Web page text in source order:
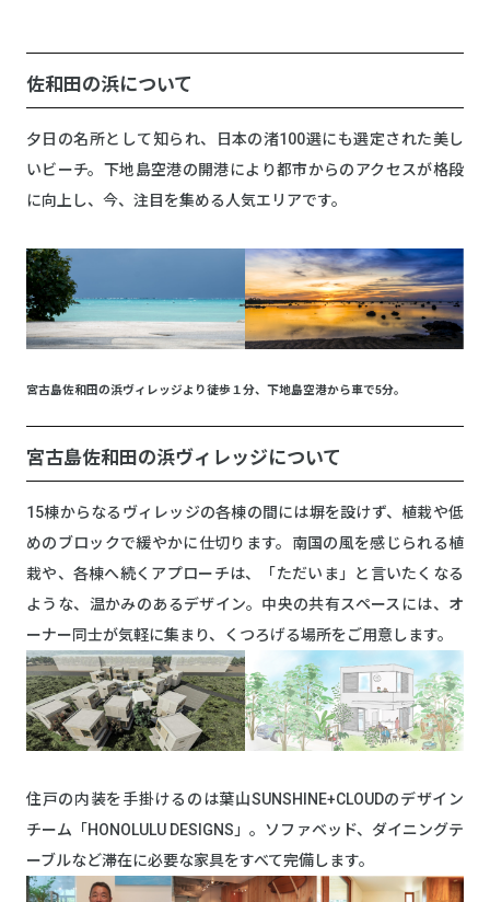
佐和田の浜について
夕日の名所として知られ、日本の渚100選にも選定された美し
いビーチ。下地島空港の開港により都市からのアクセスが格段
に向上し、今、注目を集める人気エリアです。
宮古島佐和田の浜ヴィレッジより徒歩１分、下地島空港から車で5分。
宮古島佐和田の浜ヴィレッジについて
15棟からなるヴィレッジの各棟の間には塀を設けず、植栽や低
めのブロックで緩やかに仕切ります。南国の風を感じられる植
栽や、各棟へ続くアプローチは、「ただいま」と言いたくなる
ような、温かみのあるデザイン。中央の共有スペースには、オ
ーナー同士が気軽に集まり、くつろげる場所をご用意します。
住戸の内装を手掛けるのは葉山SUNSHINE+CLOUDのデザイン
チーム「HONOLULU DESIGNS」。ソファベッド、ダイニングテ
ーブルなど滞在に必要な家具をすべて完備します。